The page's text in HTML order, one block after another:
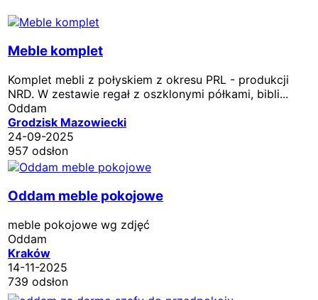
Meble komplet
Komplet mebli z połyskiem z okresu PRL - produkcji
NRD. W zestawie regał z oszklonymi półkami, bibli...
Oddam
Grodzisk Mazowiecki
24-09-2025
957 odsłon
Oddam meble pokojowe
meble pokojowe wg zdjęć
Oddam
Kraków
14-11-2025
739 odsłon